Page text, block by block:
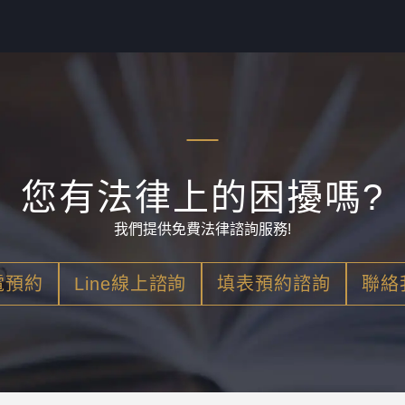
您有法律上的困擾嗎?
我們提供免費法律諮詢服務!
預約 Line線上諮詢 填表預約諮詢 聯絡